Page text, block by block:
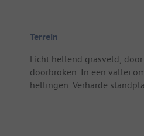
Terrein
Licht hellend grasveld,
doorbroken. In een vallei
hellingen. Verharde